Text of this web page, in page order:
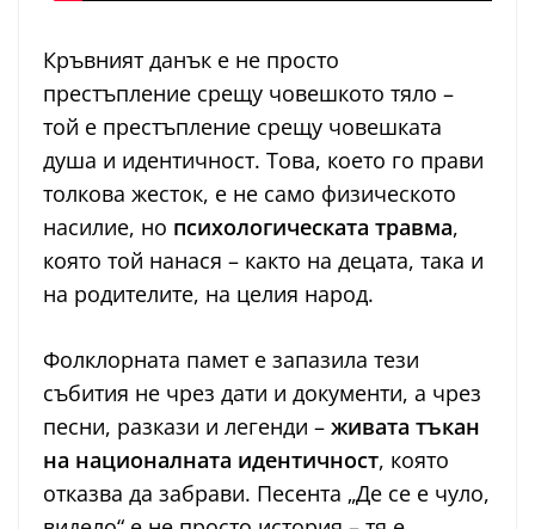
Кръвният данък е не просто
престъпление срещу човешкото тяло –
той е престъпление срещу човешката
душа и идентичност. Това, което го прави
толкова жесток, е не само физическото
насилие, но психологическата травма,
която той нанася – както на децата, така и
на родителите, на целия народ.
Фолклорната памет е запазила тези
събития не чрез дати и документи, а чрез
песни, разкази и легенди – живата тъкан
на националната идентичност, която
отказва да забрави. Песента „Де се е чуло,